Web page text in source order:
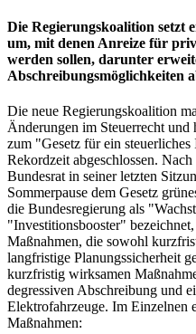
Die Regierungskoalition setzt
um, mit denen Anreize für
werden sollen, darunter
Abschreibungsmöglichkeiten
Die neue Regierungskoalition
Änderungen im Steuerrecht und
zum "Gesetz für ein
Rekordzeit abgeschlossen.
Bundesrat in seiner letzten
Sommerpause dem Gesetz
die Bundesregierung als
"Investitionsbooster"
Maßnahmen, die sowohl
langfristige Planungssicherheit
kurzfristig wirksamen
degressiven Abschreibung und
Elektrofahrzeuge. Im Einzelnen
Maßnahmen: